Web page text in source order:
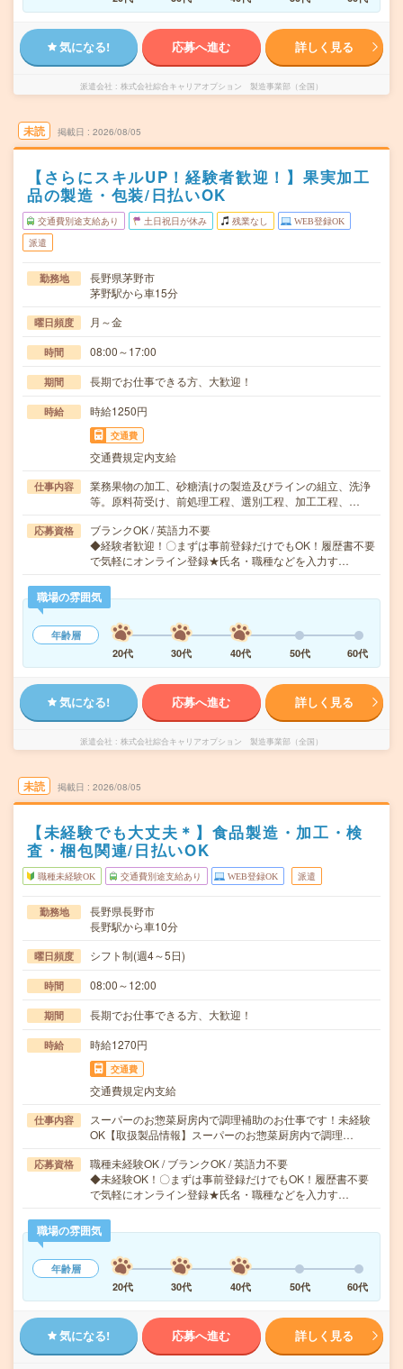
気になる! 応募へ進む 詳しく見る
派遣会社 株式会社綜合キャリアオプション 製造事業部（全国）
未読 掲載日 2026/08/05
【さらにスキルUP！経験者歓迎！】果実加工
品の製造・包装/日払いOK
交通費別途支給あり 土日祝日が休み 残業なし WEB登録OK
派遣
勤務地
長野県茅野市
茅野駅から車15分
曜日頻度 月～金
時間 08:00～17:00
期間 長期でお仕事できる方、大歓迎！
時給 時給1250円
交通費
交通費規定内支給
仕事内容
業務果物の加工、砂糖漬けの製造及びラインの組立、洗浄
等。原料荷受け、前処理工程、選別工程、加工工程、…
応募資格
ブランクOK / 英語力不要
◆経験者歓迎！〇まずは事前登録だけでもOK！履歴書不要
で気軽にオンライン登録★氏名・職種などを入力す…
職場の雰囲気
年齢層
20代
30代 40代 50代 60代
気になる! 応募へ進む 詳しく見る
派遣会社 株式会社綜合キャリアオプション 製造事業部（全国）
未読 掲載日 2026/08/05
【未経験でも大丈夫＊】食品製造・加工・検
査・梱包関連/日払いOK
職種未経験OK 交通費別途支給あり WEB登録OK 派遣
勤務地
長野県長野市
長野駅から車10分
曜日頻度 シフト制(週4～5日)
時間 08:00～12:00
期間 長期でお仕事できる方、大歓迎！
時給 時給1270円
交通費
交通費規定内支給
仕事内容
スーパーのお惣菜厨房内で調理補助のお仕事です！未経験
OK【取扱製品情報】スーパーのお惣菜厨房内で調理…
応募資格
職種未経験OK / ブランクOK / 英語力不要
◆未経験OK！〇まずは事前登録だけでもOK！履歴書不要
で気軽にオンライン登録★氏名・職種などを入力す…
職場の雰囲気
年齢層
20代
30代 40代 50代 60代
気になる! 応募へ進む 詳しく見る